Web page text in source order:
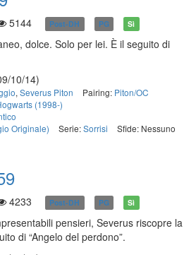
5144 Post-DH PG Sì
dolce. Solo per lei. È il seguito di
10/14)
, Severus Piton Pairing: Piton/OC
(1998-)
Originale) Serie:Sorrisi
Sfide: Nessuno
4233 Post-DH PG Sì
pensieri, Severus riscopre la
di “Angelo del perdono”.